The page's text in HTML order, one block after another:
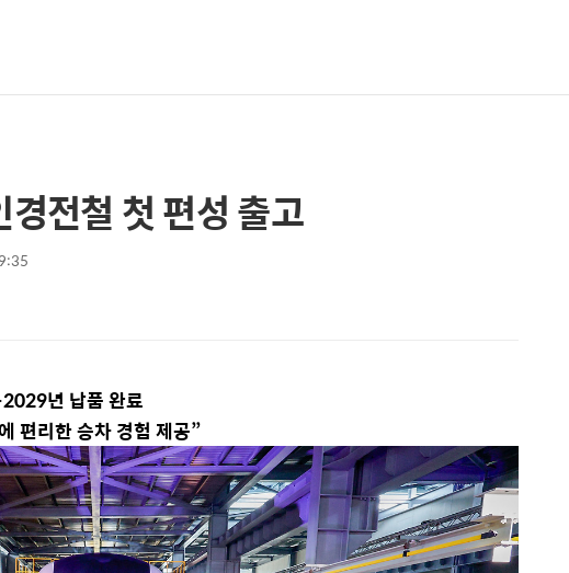
전철 첫 편성 출고
029년 납품 완료
편리한 승차 경험 제공”